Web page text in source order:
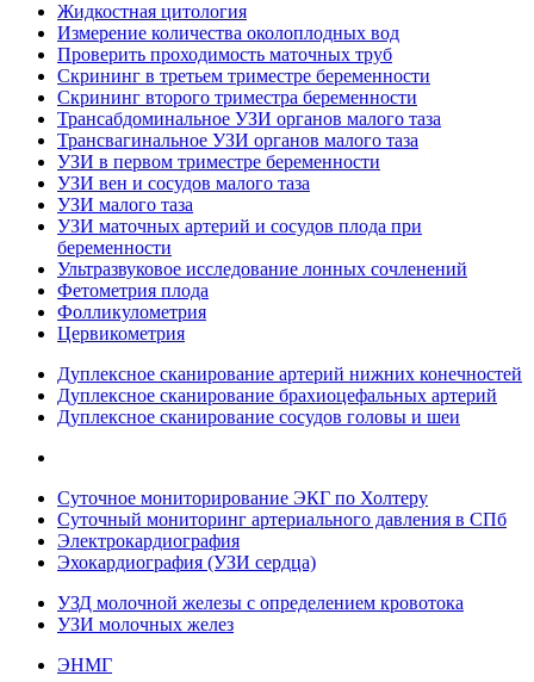
Жидкостная цитология
Измерение количества околоплодных вод
Проверить проходимость маточных труб
Скрининг в третьем триместре беременности
Скрининг второго триместра беременности
Трансабдоминальное УЗИ органов малого таза
Трансвагинальное УЗИ органов малого таза
УЗИ в первом триместре беременности
УЗИ вен и сосудов малого таза
УЗИ малого таза
УЗИ маточных артерий и сосудов плода при
беременности
Ультразвуковое исследование лонных сочленений
Фетометрия плода
Фолликулометрия
Цервикометрия
Дуплексное сканирование артерий нижних конечностей
Дуплексное сканирование брахиоцефальных артерий
Дуплексное сканирование сосудов головы и шеи
Суточное мониторирование ЭКГ по Холтеру
Суточный мониторинг артериального давления в СПб
Электрокардиография
Эхокардиография (УЗИ сердца)
УЗД молочной железы с определением кровотока
УЗИ молочных желез
ЭНМГ